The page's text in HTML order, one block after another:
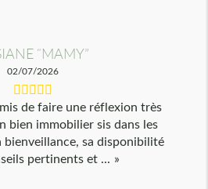
“MAMY”
02/07/2026
de faire une réflexion très
bien immobilier sis dans les
bienveillance, sa disponibilité
pertinents et ...